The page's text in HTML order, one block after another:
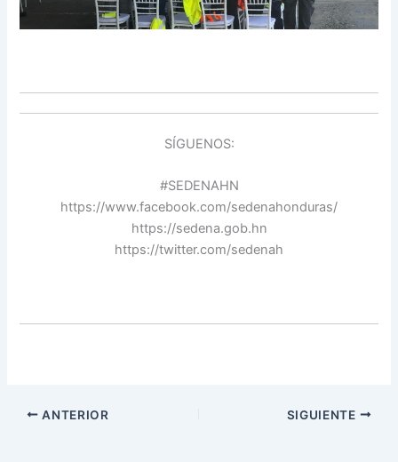
SÍGUENOS:
#SEDENAHN
https://www.facebook.com/sedenahonduras/
https://sedena.gob.hn
https://twitter.com/sedenah
ANTERIOR SIGUIENTE